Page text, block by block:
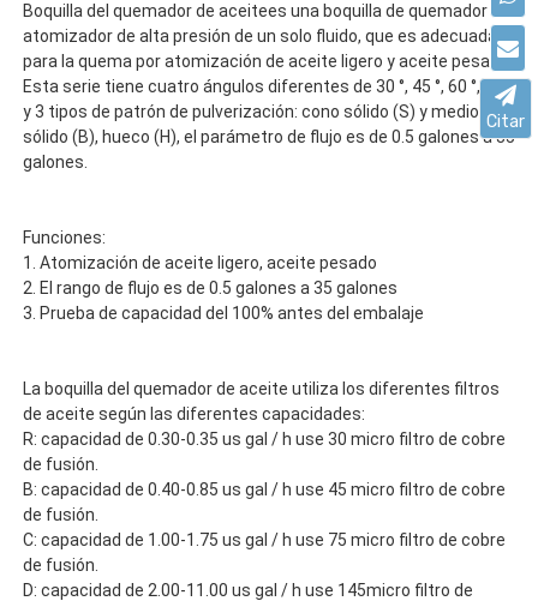
Boquilla del quemador de aceitees una boquilla de quemador
atomizador de alta presión de un solo fluido, que es adecuada
para la quema por atomización de aceite ligero y aceite pesado.
Esta serie tiene cuatro ángulos diferentes de 30 °, 45 °, 60 °, 80 °
y 3 tipos de patrón de pulverización: cono sólido (S) y medio
sólido (B), hueco (H), el parámetro de flujo es de 0.5 galones a 35
galones.
Funciones:
1. Atomización de aceite ligero, aceite pesado
2. El rango de flujo es de 0.5 galones a 35 galones
3. Prueba de capacidad del 100% antes del embalaje
La boquilla del quemador de aceite utiliza los diferentes filtros
de aceite según las diferentes capacidades:
R: capacidad de 0.30-0.35 us gal / h use 30 micro filtro de cobre
de fusión.
B: capacidad de 0.40-0.85 us gal / h use 45 micro filtro de cobre
de fusión.
C: capacidad de 1.00-1.75 us gal / h use 75 micro filtro de cobre
de fusión.
D: capacidad de 2.00-11.00 us gal / h use 145micro filtro de
Citar